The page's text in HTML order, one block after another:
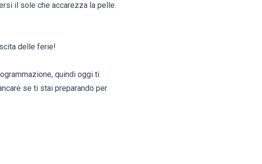
il sole che accarezza la pelle.
delle ferie!
quindi oggi ti
se ti stai preparando per